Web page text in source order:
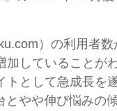
）の利用者
加していることが
トとして急成長を
やや伸び悩みの